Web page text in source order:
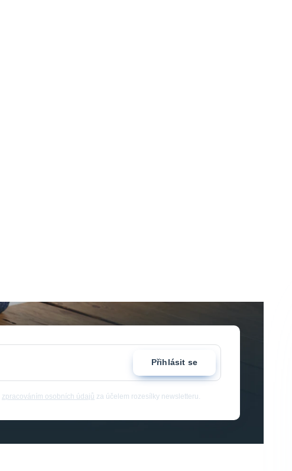
Přihlásit se
zpracováním osobních údajů za účelem rozesílky newsletteru.